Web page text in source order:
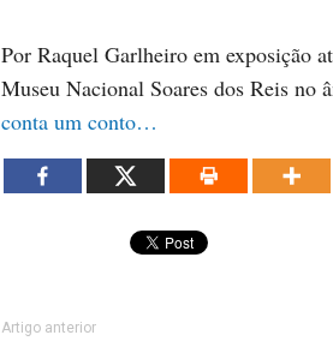
Por Raquel Garlheiro em exposição
Museu Nacional Soares dos Reis no
conta um conto…
Artigo anterior